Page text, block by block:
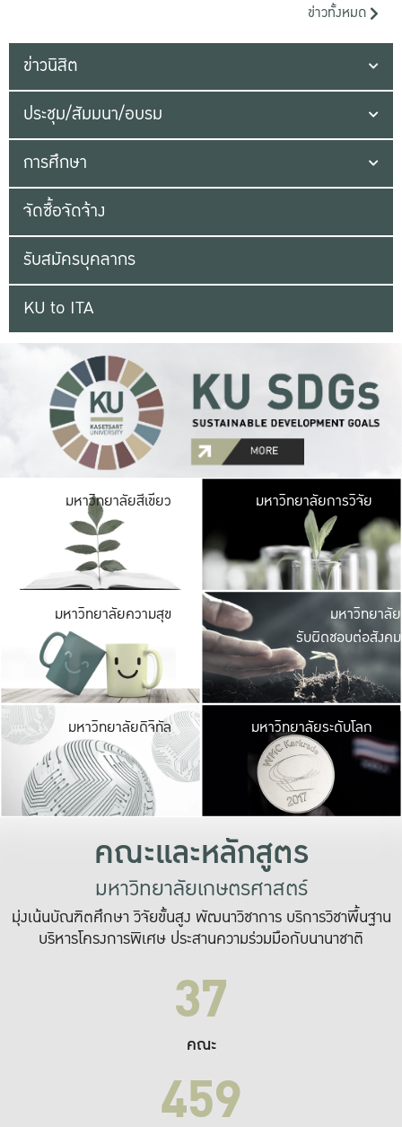
ข่าวทั้งหมด
ข่าวนิสิต
ประชุม/สัมมนา/อบรม
การศึกษา
จัดซื้อจัดจ้าง
รับสมัครบุคลากร
KU to ITA
มหาวิทยาลัยสีเขียว มหาวิ
มีพื้นที่เขียวสดใส
เป็นป่าในเมือง เกษต
มหาวิทยาลัยการวิจัย
มหาวิทยาลัยความสุข มหาวิ
ค
เปิดประ
และพบเรื่องราวใ
มหาวิทยาลัย
รับผิดชอบต่อสังคม
มหาวิทยาลัยดิจิทัล มหาวิ
เปลี่ยนแปลง แล
เพื่อทำง
ระบบสารสนเทศ
มหาวิทยาลัยระดับโลก
คณะและหลักสูตร
มหาวิทยาลัยเกษตรศาสตร์
มุ่งเน้นบัณฑิตศึกษา วิจัยขั้นสูง พัฒนาวิชาการ บริการวิชาพื้นฐาน
บริหารโครงการพิเศษ ประสานความร่วมมือกับนานาชาติ
37
คณะ
459